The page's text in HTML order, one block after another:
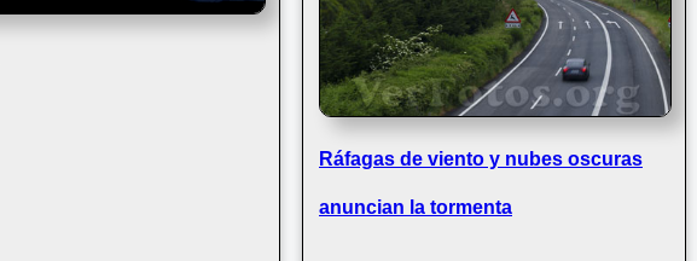
Ráfagas de viento y nubes oscuras
anuncian la tormenta